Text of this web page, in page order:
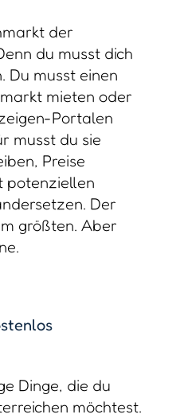
der
du musst dich
Du musst einen
mieten oder
Portalen
musst du sie
Preise
potenziellen
Der
größten. Aber
Dinge, die du
möchtest.